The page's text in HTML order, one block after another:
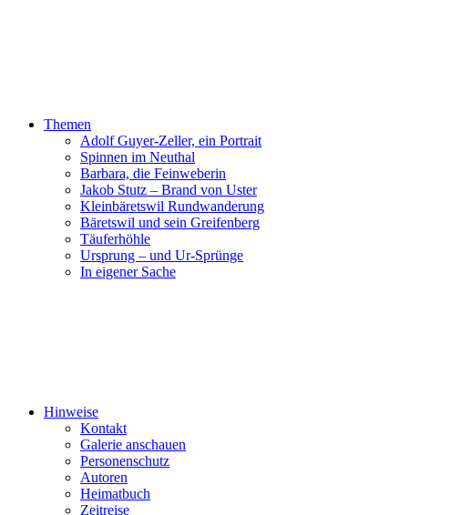
Themen
Adolf Guyer-Zeller, ein Portrait
Spinnen im Neuthal
Barbara, die Feinweberin
Jakob Stutz – Brand von Uster
Kleinbäretswil Rundwanderung
Bäretswil und sein Greifenberg
Täuferhöhle
Ursprung – und Ur-Sprünge
In eigener Sache
Hinweise
Kontakt
Galerie anschauen
Personenschutz
Autoren
Heimatbuch
Zeitreise